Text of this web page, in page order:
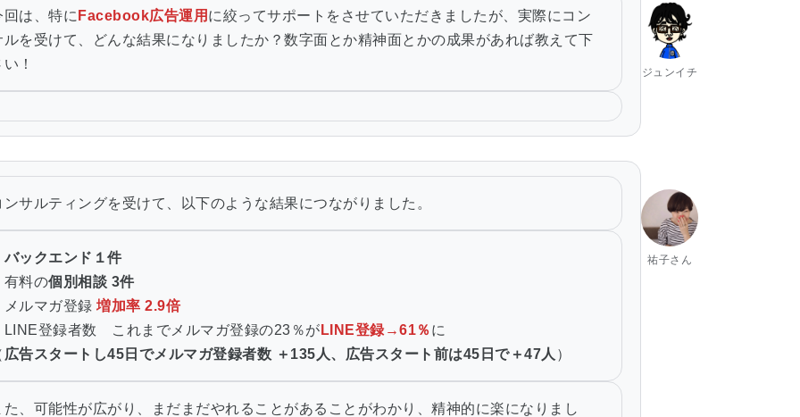
回は、特に Facebook広告運用 に絞ってサポートをさせていただきましたが、実際にコン
ルを受けて、どんな結果になりましたか？数字面とか精神面とかの成果があれば教えて下
！
ジュンイチ
ンサルティングを受けて、以下のような結果につながりました。
バックエンド１件
有料の個別相談 3件
メルマガ登録 増加率 2.9倍
LINE登録者数 これまでメルマガ登録の23％が LINE登録→61％ に
広告スタートし45日でメルマガ登録者数 ＋135人、広告スタート前は45日で＋47人 ）
た、可能性が広がり、まだまだやれることがあることがわかり、精神的に楽になりまし
祐子さん